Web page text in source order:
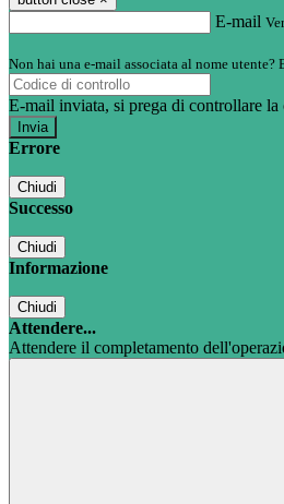
E-mail
Non hai una e-mail associata al nome
E-mail inviata, si prega di controllare la
Errore
Chiudi
Successo
Chiudi
Informazione
Chiudi
Attendere...
Attendere il completamento